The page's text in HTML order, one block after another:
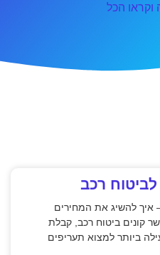
הכל
רכב
איך להשיג את המחירים
קונים ביטוח רכב, קבלת
ביותר למצוא תעריפים